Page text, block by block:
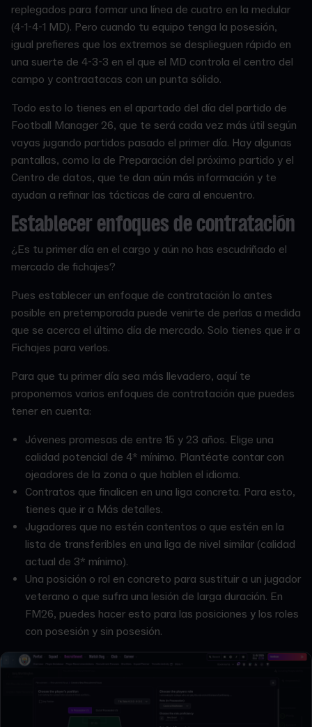
replegados para formar una línea de cuatro en la medular
(4-1-4-1 MD). Pero cuando tu equipo tenga la posesión,
igual prefieres que los extremos se desplieguen rápido en
una suerte de 4-3-3 en el que el MD controla el centro del
campo y contraatacas con un punta sólido.
Todo esto lo tienes en el apartado del día del partido de
Football Manager 26, que te será cada vez más útil según
vayas jugando partidos pasado el primer día. Hay algunas
pantallas, como la de Preparación del próximo partido y el
Centro de datos, que te dan aún más información y te
ayudan a refinar las tácticas de cara al encuentro.
Establecer enfoques de contratación
¿Es tu primer día en el cargo y aún no has escudriñado el
mercado de fichajes?
Pues establecer un enfoque de contratación lo antes
posible en pretemporada puede venirte de perlas a medida
que se acerca el último día de mercado. Solo tienes que ir a
Fichajes para verlos.
Para que tu primer día sea más llevadero, aquí te
proponemos varios enfoques de contratación que puedes
tener en cuenta:
Jóvenes promesas de entre 15 y 23 años. Elige una
calidad potencial de 4* mínimo. Plantéate contar con
ojeadores de la zona o que hablen el idioma.
Contratos que finalicen en una liga concreta. Para esto,
tienes que ir a Más detalles.
Jugadores que no estén contentos o que estén en la
lista de transferibles en una liga de nivel similar (calidad
actual de 3* mínimo).
Una posición o rol en concreto para sustituir a un jugador
veterano o que sufra una lesión de larga duración. En
FM26, puedes hacer esto para las posiciones y los roles
con posesión y sin posesión.